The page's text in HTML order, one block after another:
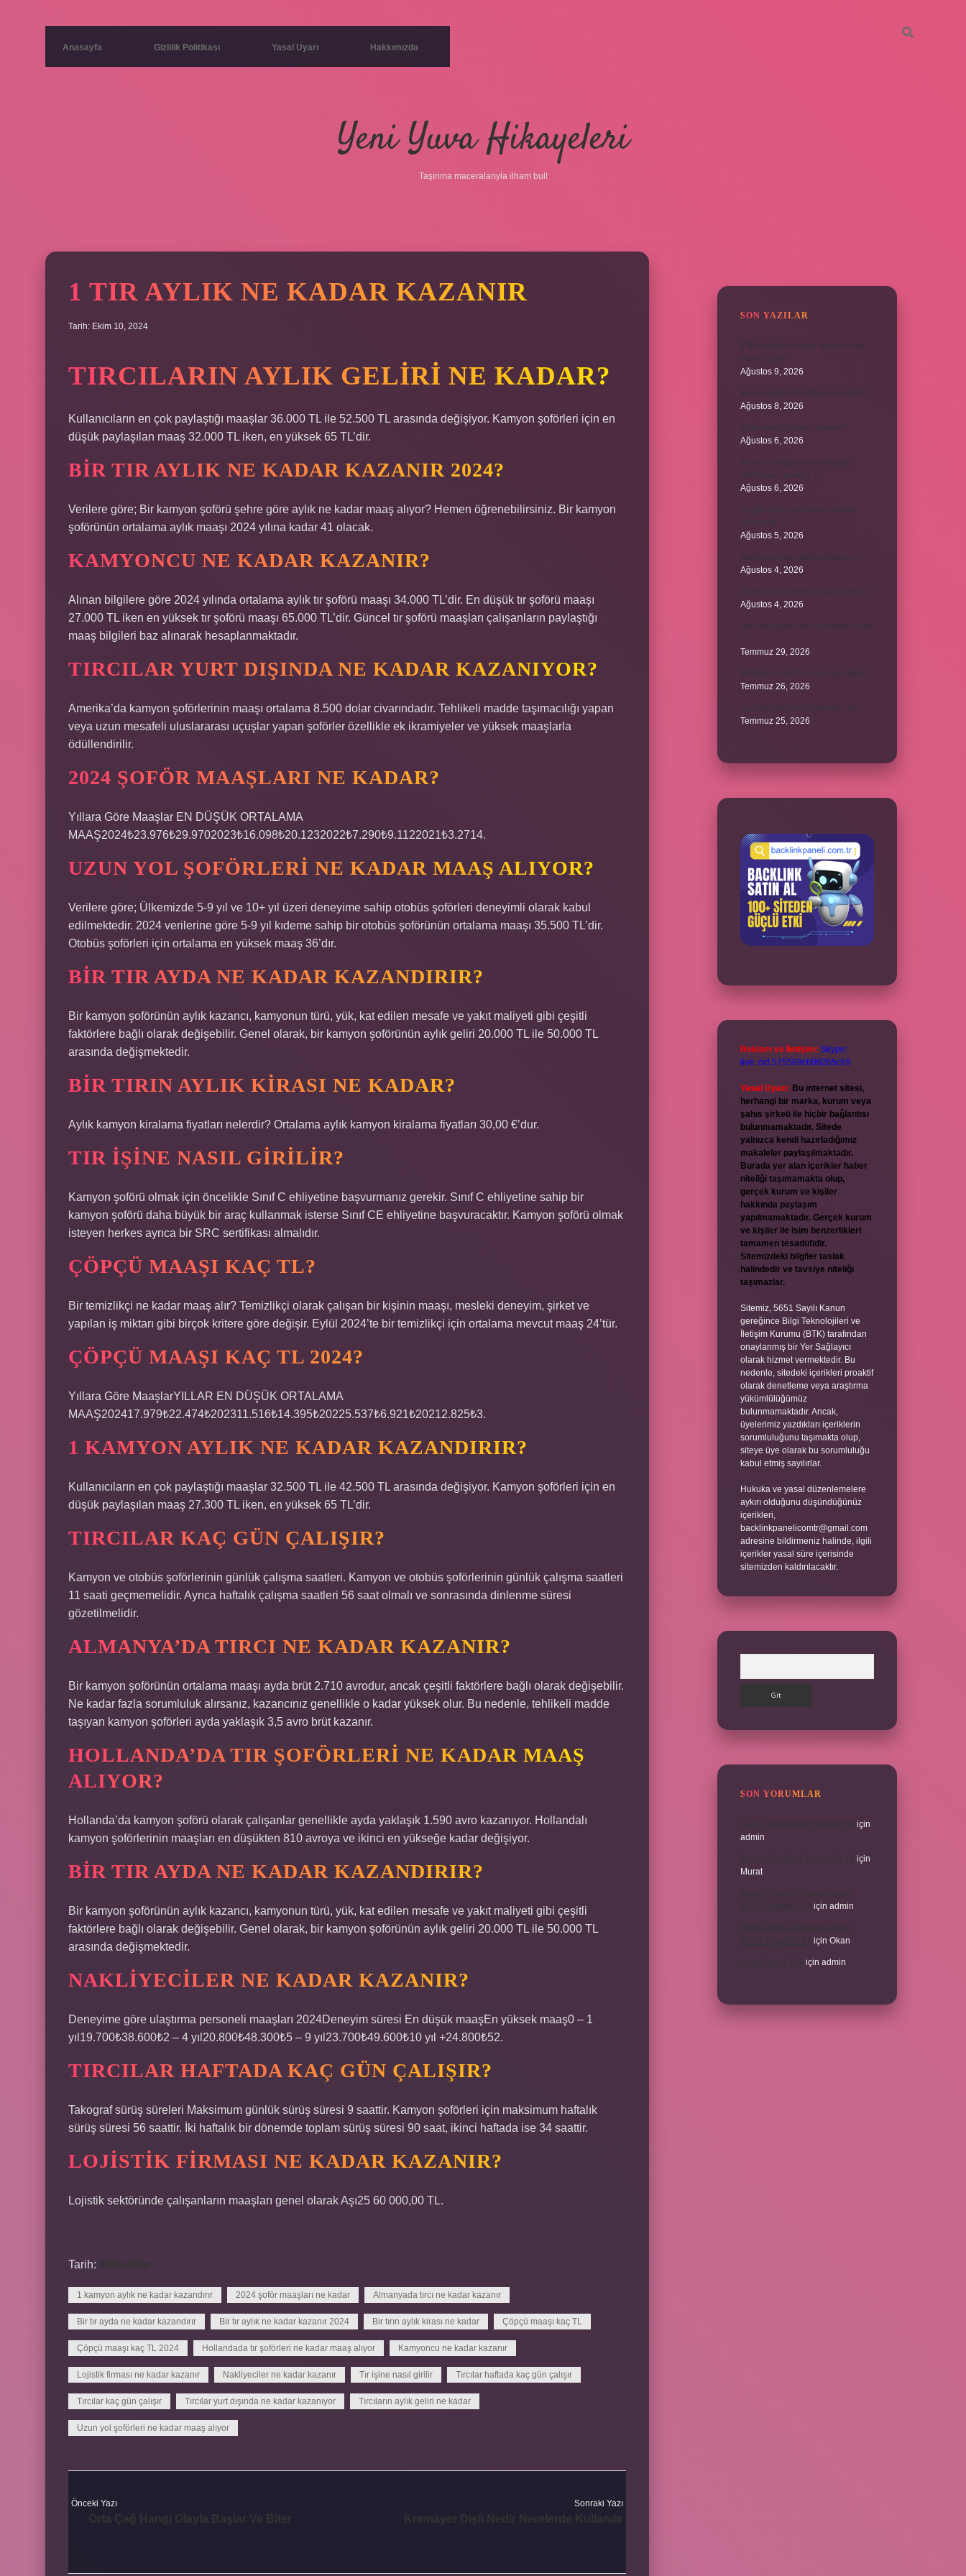
Anasayfa Gizlilik Politikası Yasal Uyarı Hakkımızda
Yeni Yuva Hikayeleri
Taşınma maceralarıyla ilham bul!
1 TIR AYLIK NE KADAR KAZANIR
Tarih: Ekim 10, 2024
TIRCILARIN AYLIK GELIRI NE KADAR?
Kullanıcıların en çok paylaştığı maaşlar 36.000 TL ile 52.500 TL arasında değişiyor. Kamyon şoförleri için en
düşük paylaşılan maaş 32.000 TL iken, en yüksek 65 TL’dir.
BIR TIR AYLIK NE KADAR KAZANIR 2024?
Verilere göre; Bir kamyon şoförü şehre göre aylık ne kadar maaş alıyor? Hemen öğrenebilirsiniz. Bir kamyon
şoförünün ortalama aylık maaşı 2024 yılına kadar 41 olacak.
KAMYONCU NE KADAR KAZANIR?
Alınan bilgilere göre 2024 yılında ortalama aylık tır şoförü maaşı 34.000 TL’dir. En düşük tır şoförü maaşı
27.000 TL iken en yüksek tır şoförü maaşı 65.000 TL’dir. Güncel tır şoförü maaşları çalışanların paylaştığı
maaş bilgileri baz alınarak hesaplanmaktadır.
TIRCILAR YURT DIŞINDA NE KADAR KAZANIYOR?
Amerika’da kamyon şoförlerinin maaşı ortalama 8.500 dolar civarındadır. Tehlikeli madde taşımacılığı yapan
veya uzun mesafeli uluslararası uçuşlar yapan şoförler özellikle ek ikramiyeler ve yüksek maaşlarla
ödüllendirilir.
2024 ŞOFÖR MAAŞLARI NE KADAR?
Yıllara Göre Maaşlar EN DÜŞÜK ORTALAMA
MAAŞ2024₺23.976₺29.9702023₺16.098₺20.1232022₺7.290₺9.1122021₺3.2714.
UZUN YOL ŞOFÖRLERI NE KADAR MAAŞ ALIYOR?
Verilere göre; Ülkemizde 5-9 yıl ve 10+ yıl üzeri deneyime sahip otobüs şoförleri deneyimli olarak kabul
edilmektedir. 2024 verilerine göre 5-9 yıl kıdeme sahip bir otobüs şoförünün ortalama maaşı 35.500 TL’dir.
Otobüs şoförleri için ortalama en yüksek maaş 36’dır.
BIR TIR AYDA NE KADAR KAZANDIRIR?
Bir kamyon şoförünün aylık kazancı, kamyonun türü, yük, kat edilen mesafe ve yakıt maliyeti gibi çeşitli
faktörlere bağlı olarak değişebilir. Genel olarak, bir kamyon şoförünün aylık geliri 20.000 TL ile 50.000 TL
arasında değişmektedir.
BIR TIRIN AYLIK KIRASI NE KADAR?
Aylık kamyon kiralama fiyatları nelerdir? Ortalama aylık kamyon kiralama fiyatları 30,00 €’dur.
TIR IŞINE NASIL GIRILIR?
Kamyon şoförü olmak için öncelikle Sınıf C ehliyetine başvurmanız gerekir. Sınıf C ehliyetine sahip bir
kamyon şoförü daha büyük bir araç kullanmak isterse Sınıf CE ehliyetine başvuracaktır. Kamyon şoförü olmak
isteyen herkes ayrıca bir SRC sertifikası almalıdır.
ÇÖPÇÜ MAAŞI KAÇ TL?
Bir temizlikçi ne kadar maaş alır? Temizlikçi olarak çalışan bir kişinin maaşı, mesleki deneyim, şirket ve
yapılan iş miktarı gibi birçok kritere göre değişir. Eylül 2024’te bir temizlikçi için ortalama mevcut maaş 24’tür.
ÇÖPÇÜ MAAŞI KAÇ TL 2024?
Yıllara Göre MaaşlarYILLAR EN DÜŞÜK ORTALAMA
MAAŞ202417.979₺22.474₺202311.516₺14.395₺20225.537₺6.921₺20212.825₺3.
1 KAMYON AYLIK NE KADAR KAZANDIRIR?
Kullanıcıların en çok paylaştığı maaşlar 32.500 TL ile 42.500 TL arasında değişiyor. Kamyon şoförleri için en
düşük paylaşılan maaş 27.300 TL iken, en yüksek 65 TL’dir.
TIRCILAR KAÇ GÜN ÇALIŞIR?
Kamyon ve otobüs şoförlerinin günlük çalışma saatleri. Kamyon ve otobüs şoförlerinin günlük çalışma saatleri
11 saati geçmemelidir. Ayrıca haftalık çalışma saatleri 56 saat olmalı ve sonrasında dinlenme süresi
gözetilmelidir.
ALMANYA’DA TIRCI NE KADAR KAZANIR?
Bir kamyon şoförünün ortalama maaşı ayda brüt 2.710 avrodur, ancak çeşitli faktörlere bağlı olarak değişebilir.
Ne kadar fazla sorumluluk alırsanız, kazancınız genellikle o kadar yüksek olur. Bu nedenle, tehlikeli madde
taşıyan kamyon şoförleri ayda yaklaşık 3,5 avro brüt kazanır.
HOLLANDA’DA TIR ŞOFÖRLERI NE KADAR MAAŞ
ALIYOR?
Hollanda’da kamyon şoförü olarak çalışanlar genellikle ayda yaklaşık 1.590 avro kazanıyor. Hollandalı
kamyon şoförlerinin maaşları en düşükten 810 avroya ve ikinci en yükseğe kadar değişiyor.
BIR TIR AYDA NE KADAR KAZANDIRIR?
Bir kamyon şoförünün aylık kazancı, kamyonun türü, yük, kat edilen mesafe ve yakıt maliyeti gibi çeşitli
faktörlere bağlı olarak değişebilir. Genel olarak, bir kamyon şoförünün aylık geliri 20.000 TL ile 50.000 TL
arasında değişmektedir.
NAKLIYECILER NE KADAR KAZANIR?
Deneyime göre ulaştırma personeli maaşları 2024Deneyim süresi En düşük maaşEn yüksek maaş0 – 1
yıl19.700₺38.600₺2 – 4 yıl20.800₺48.300₺5 – 9 yıl23.700₺49.600₺10 yıl +24.800₺52.
TIRCILAR HAFTADA KAÇ GÜN ÇALIŞIR?
Takograf sürüş süreleri Maksimum günlük sürüş süresi 9 saattir. Kamyon şoförleri için maksimum haftalık
sürüş süresi 56 saattir. İki haftalık bir dönemde toplam sürüş süresi 90 saat, ikinci haftada ise 34 saattir.
LOJISTIK FIRMASI NE KADAR KAZANIR?
Lojistik sektöründe çalışanların maaşları genel olarak Aşı25 60 000,00 TL.
Tarih:
1 kamyon aylık ne kadar kazandırır 2024 şoför maaşları ne kadar Almanyada tırcı ne kadar kazanır
Bir tır ayda ne kadar kazandırır Bir tır aylık ne kadar kazanır 2024 Bir tırın aylık kirası ne kadar Çöpçü maaşı kaç TL
Çöpçü maaşı kaç TL 2024 Hollandada tır şoförleri ne kadar maaş alıyor Kamyoncu ne kadar kazanır
Lojistik firması ne kadar kazanır Nakliyeciler ne kadar kazanır Tır işine nasıl girilir Tırcılar haftada kaç gün çalışır
Tırcılar kaç gün çalışır Tırcılar yurt dışında ne kadar kazanıyor Tırcıların aylık geliri ne kadar
Uzun yol şoförleri ne kadar maaş alıyor
Önceki Yazı Sonraki Yazı
SON YAZILAR
Yıllık geliri ne kadar olursa vergi
verilir 2024 ?
Ağustos 9, 2026
kuzu baskül et fiyatları ne kadar ?
Ağustos 8, 2026
Emir buyurmak ne demek ?
Ağustos 6, 2026
Kur’an’ı baştan sona okuyup
bitirmeye ne denir ?
Ağustos 6, 2026
Ay gibi gök cisimlerine verilen
isim nedir ?
Ağustos 5, 2026
Barbunya kaç dakika haşlanır ?
Ağustos 4, 2026
Alüminyum kemik hastalığı nedir ?
Ağustos 4, 2026
Yeni tanışılan kıza ne hediye alınır
?
Temmuz 29, 2026
Whitney Houston sesi kaç oktav ?
Temmuz 26, 2026
Lazistan’da hangi şehirler var ?
Temmuz 25, 2026
Reklam ve İletişim: Skype:
live:.cid.575569c608265c69
Yasal Uyarı: Bu internet sitesi,
herhangi bir marka, kurum veya
şahıs şirketi ile hiçbir bağlantısı
bulunmamaktadır. Sitede
yalnızca kendi hazırladığımız
makaleler paylaşılmaktadır.
Burada yer alan içerikler haber
niteliği taşımamakta olup,
gerçek kurum ve kişiler
hakkında paylaşım
yapılmamaktadır. Gerçek kurum
ve kişiler ile isim benzerlikleri
tamamen tesadüfidir.
Sitemizdeki bilgiler taslak
halindedir ve tavsiye niteliği
taşımazlar.
Sitemiz, 5651 Sayılı Kanun
gereğince Bilgi Teknolojileri ve
İletişim Kurumu (BTK) tarafından
onaylanmış bir Yer Sağlayıcı
olarak hizmet vermektedir. Bu
nedenle, sitedeki içerikleri proaktif
olarak denetleme veya araştırma
yükümlülüğümüz
bulunmamaktadır. Ancak,
üyelerimiz yazdıkları içeriklerin
sorumluluğunu taşımakta olup,
siteye üye olarak bu sorumluluğu
kabul etmiş sayılırlar.
Hukuka ve yasal düzenlemelere
aykırı olduğunu düşündüğünüz
içerikleri,
backlinkpanelicomtr@gmail.com
adresine bildirmeniz halinde, ilgili
içerikler yasal süre içerisinde
sitemizden kaldırılacaktır.
SON YORUMLAR
için
admin
için
Murat
Eşinin Rızası Olmadan Ikinci
Evlilik Yapabilir Mi
için admin
için Okan
için admin